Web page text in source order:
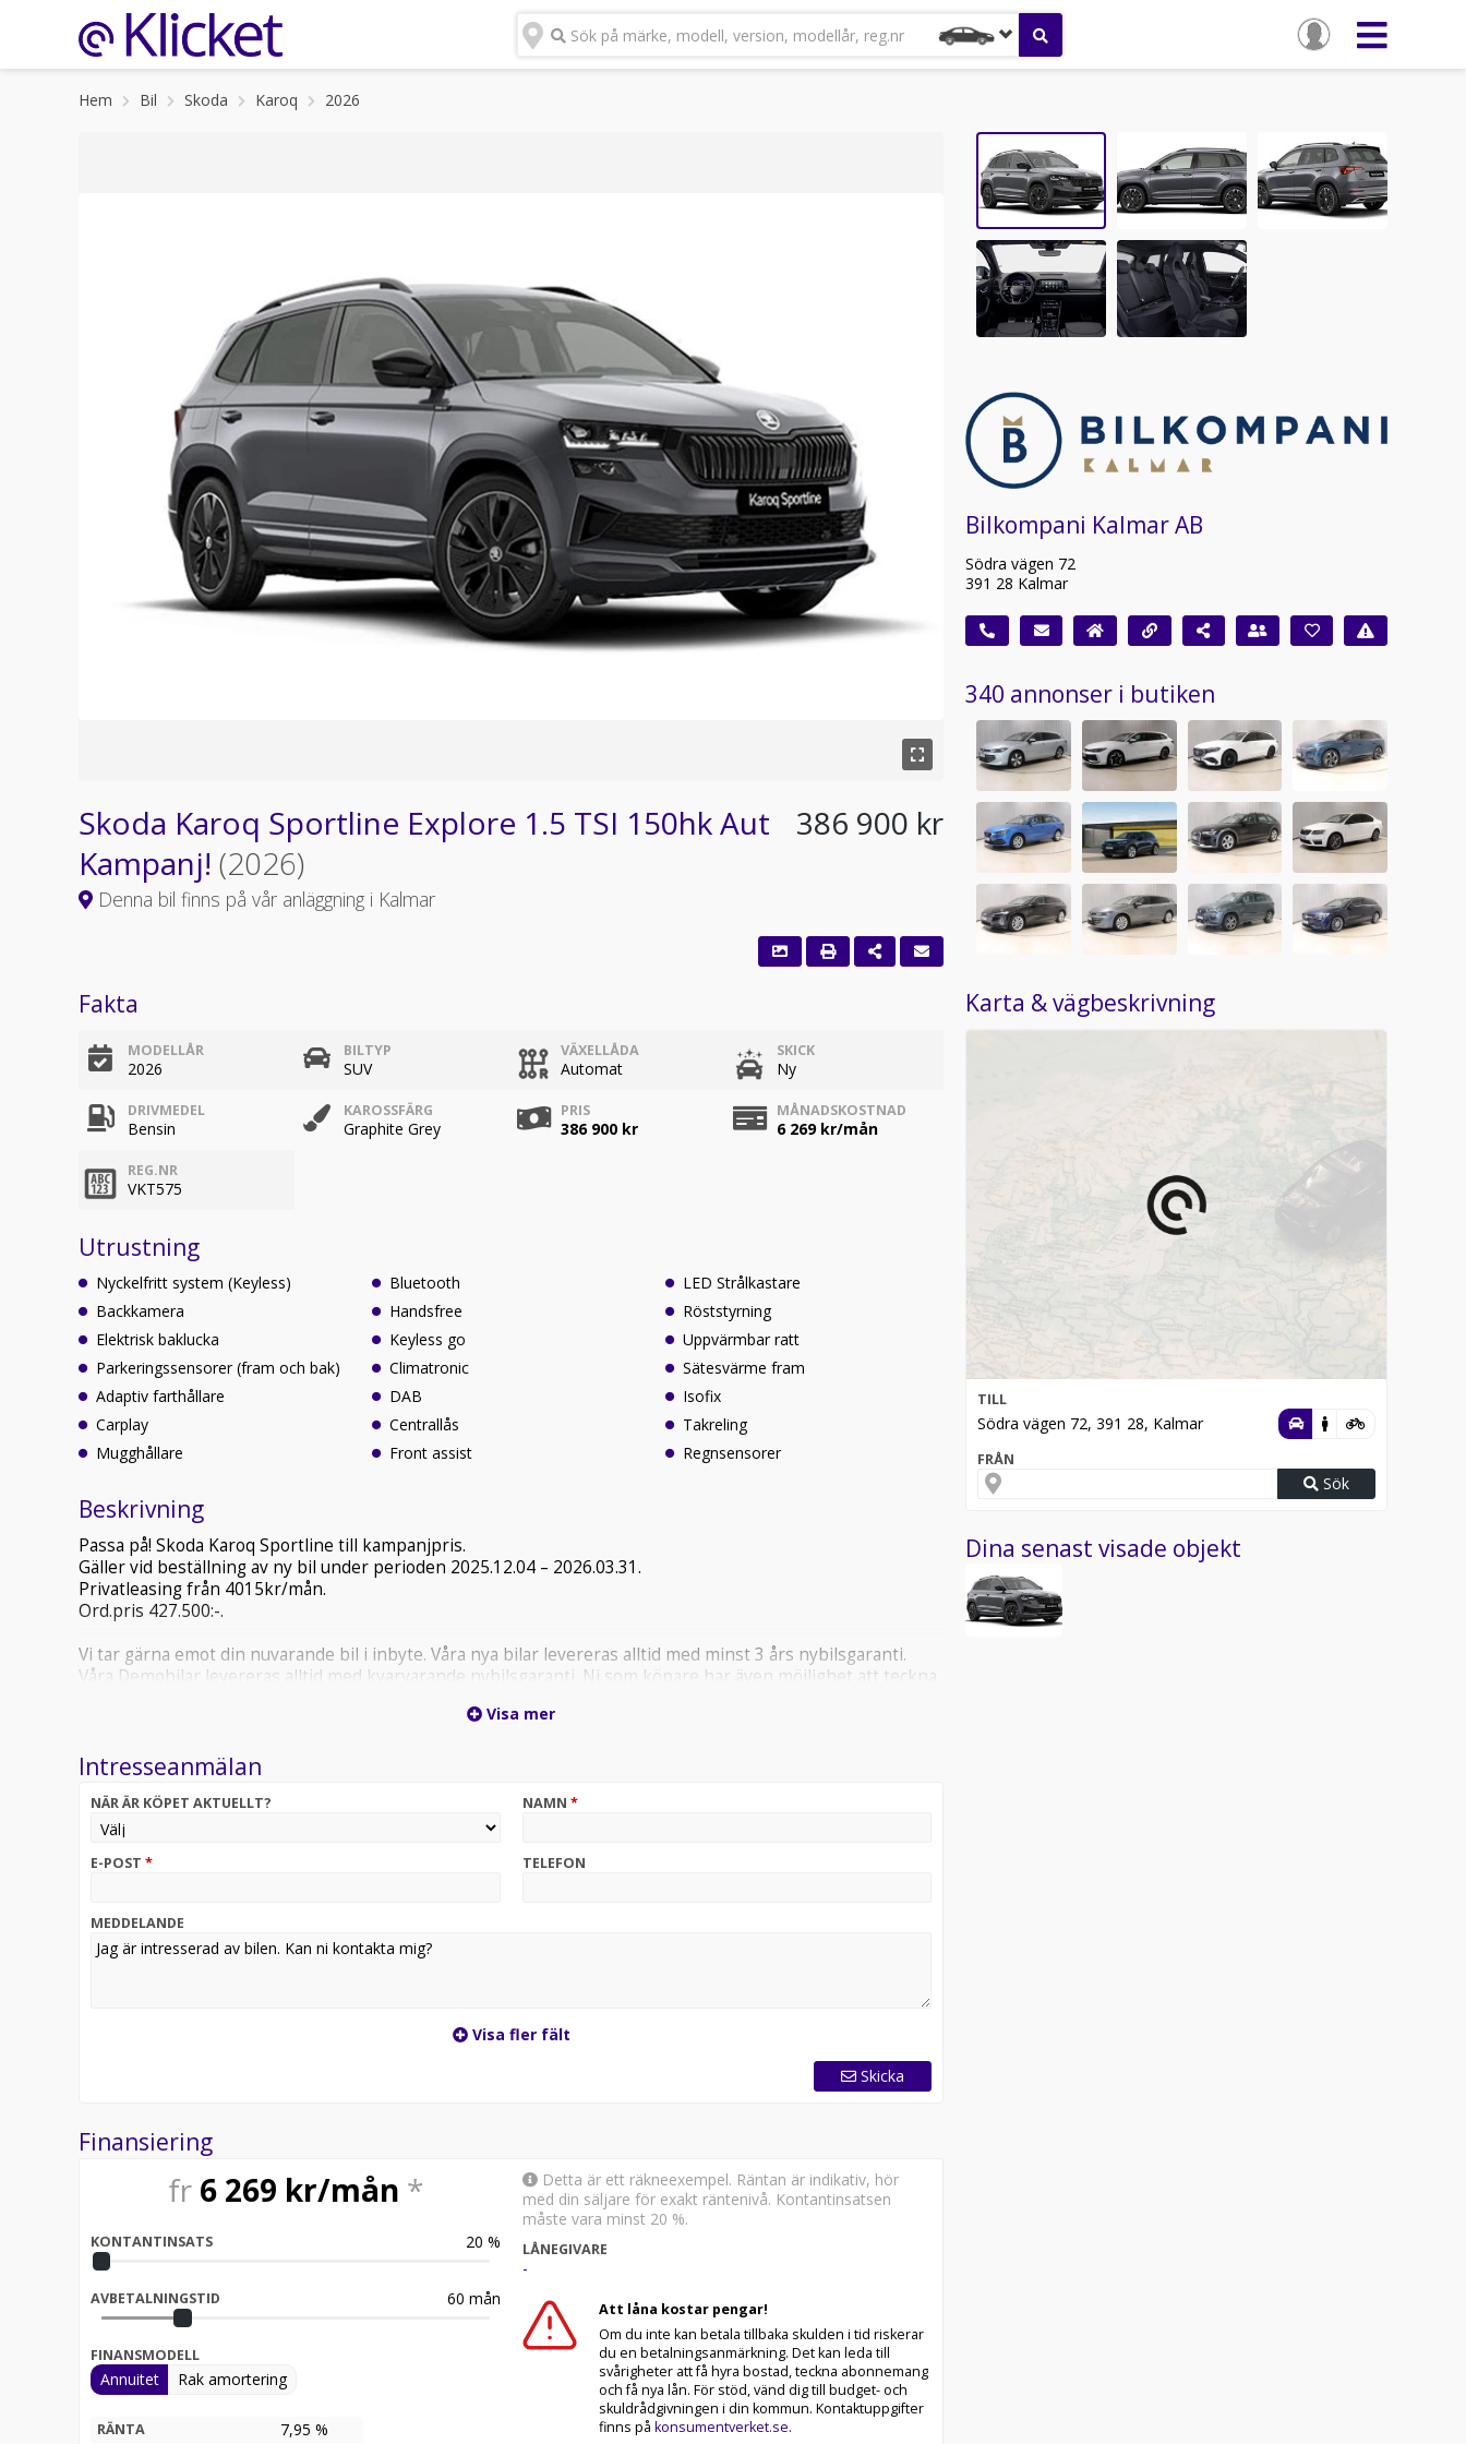
Sök på märke, modell, version, modellår, reg.nr
Hem Bil Skoda Karoq 2026
Skoda Karoq Sportline Explore 1.5 TSI 150hk Aut
Kampanj! (2026)
Denna bil finns på vår anläggning i Kalmar
386 900 kr
Fakta
MODELLÅR
2026
BILTYP
SUV
VÄXELLÅDA
Automat
SKICK
Ny
DRIVMEDEL
Bensin
KAROSSFÄRG
Graphite Grey
PRIS
386 900 kr
MÅNADSKOSTNAD
6 269kr/mån
REG.NR
VKT575
Utrustning
Nyckelfritt system (Keyless)
Backkamera
Elektrisk baklucka
Parkeringssensorer (fram och bak)
Adaptiv farthållare
Carplay
Mugghållare
Bluetooth
Handsfree
Keyless go
Climatronic
DAB
Centrallås
Front assist
LED Strålkastare
Röststyrning
Uppvärmbar ratt
Sätesvärme fram
Isofix
Takreling
Regnsensorer
Beskrivning
Passa på! Skoda Karoq Sportline till kampanjpris.
Gäller vid beställning av ny bil under perioden 2025.12.04 – 2026.03.31.
Privatleasing från 4015kr/mån.
Ord.pris 427.500:-.
Vi tar gärna emot din nuvarande bil i inbyte. Våra nya bilar levereras alltid med minst 3 års nybilsgaranti.
Våra Demobilar levereras alltid med kvarvarande nybilsgaranti. Ni som köpare har även möjlighet att teckna
med finansieringen. Vill du höra mer? Välkommen in till oss på Bilkompani Kalmar. Södra Vägen 72. Vi är med
Visa mer
Intresseanmälan
NÄR ÄR KÖPET AKTUELLT? NAMN *
E-POST * TELEFON
MEDDELANDE
Visa fler fält
Skicka
Finansiering
fr 6 269 kr/mån *
KONTANTINSATS 20 %
AVBETALNINGSTID 60 mån
FINANSMODELL
Annuitet Rak amortering
RÄNTA 7,95 %
Detta är ett räkneexempel. Räntan är indikativ, hör
med din säljare för exakt räntenivå. Kontantinsatsen
måste vara minst 20 %.
LÅNEGIVARE
-
Att låna kostar pengar!
Om du inte kan betala tillbaka skulden i tid riskerar
du en betalningsanmärkning. Det kan leda till
svårigheter att få hyra bostad, teckna abonnemang
och få nya lån. För stöd, vänd dig till budget- och
skuldrådgivningen i din kommun. Kontaktuppgifter
finns på konsumentverket.se.
Bilkompani Kalmar AB
Södra vägen 72
391 28 Kalmar
340 annonser i butiken
Karta & vägbeskrivning
TILL
Södra vägen 72, 391 28, Kalmar
FRÅN
Sök
Dina senast visade objekt